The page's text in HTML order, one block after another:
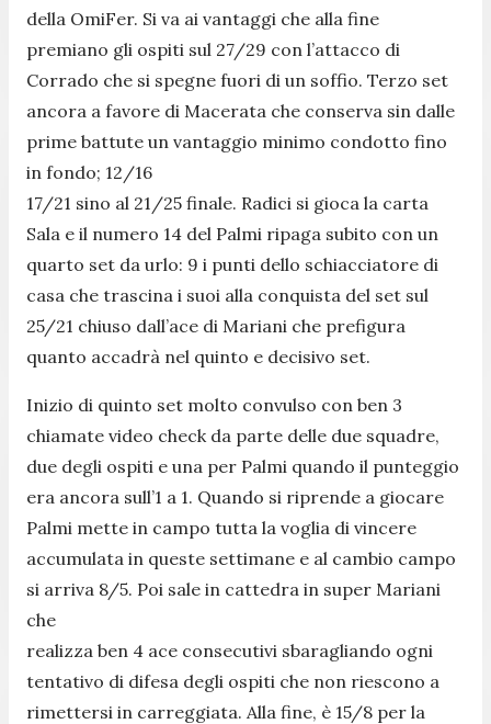
della OmiFer. Si va ai vantaggi che alla fine
premiano gli ospiti sul 27/29 con l’attacco di
Corrado che si spegne fuori di un soffio. Terzo set
ancora a favore di Macerata che conserva sin dalle
prime battute un vantaggio minimo condotto fino
in fondo; 12/16
17/21 sino al 21/25 finale. Radici si gioca la carta
Sala e il numero 14 del Palmi ripaga subito con un
quarto set da urlo: 9 i punti dello schiacciatore di
casa che trascina i suoi alla conquista del set sul
25/21 chiuso dall’ace di Mariani che prefigura
quanto accadrà nel quinto e decisivo set.
Inizio di quinto set molto convulso con ben 3
chiamate video check da parte delle due squadre,
due degli ospiti e una per Palmi quando il punteggio
era ancora sull’1 a 1. Quando si riprende a giocare
Palmi mette in campo tutta la voglia di vincere
accumulata in queste settimane e al cambio campo
si arriva 8/5. Poi sale in cattedra in super Mariani
che
realizza ben 4 ace consecutivi sbaragliando ogni
tentativo di difesa degli ospiti che non riescono a
rimettersi in carreggiata. Alla fine, è 15/8 per la